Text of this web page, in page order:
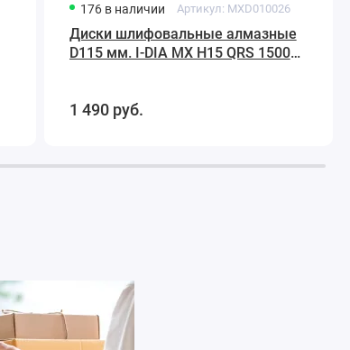
176 в наличии Артикул: MXD010026
Диски шлифовальные алмазные
D115 мм. I-DIA MX H15 QRS 1500
1 490 руб.